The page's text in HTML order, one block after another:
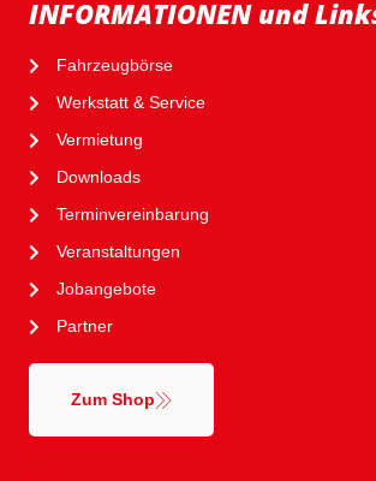
INFORMATIONEN und
Fahrzeugbörse
Werkstatt & Service
Vermietung
Downloads
Terminvereinbarung
Veranstaltungen
Jobangebote
Partner
Zum Shop